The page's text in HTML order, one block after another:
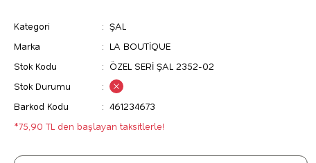
Kategori
ŞAL
Marka
LA BOUTİQUE
Stok Kodu
ÖZEL SERİ ŞAL 2352-02
Stok Durumu
Barkod Kodu
461234673
*75,90 TL den başlayan taksitlerle!